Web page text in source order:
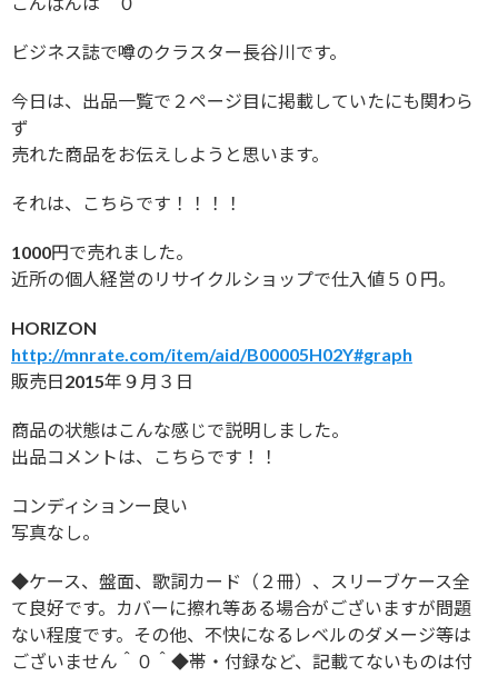
ビジネス誌で噂のクラスター長谷川です。
今日は、出品一覧で２ページ目に掲載していたにも関わら
ず
売れた商品をお伝えしようと思います。
それは、こちらです！！！！
1000円で売れました。
近所の個人経営のリサイクルショップで仕入値５０円。
HORIZON
http://mnrate.com/item/aid/B00005H02Y#graph
販売日2015年９月３日
商品の状態はこんな感じで説明しました。
出品コメントは、こちらです！！
コンディションー良い
写真なし。
◆ケース、盤面、歌詞カード（２冊）、スリーブケース全
て良好です。カバーに擦れ等ある場合がございますが問題
ない程度です。その他、不快になるレベルのダメージ等は
ございません＾０＾◆帯・付録など、記載てないものは付